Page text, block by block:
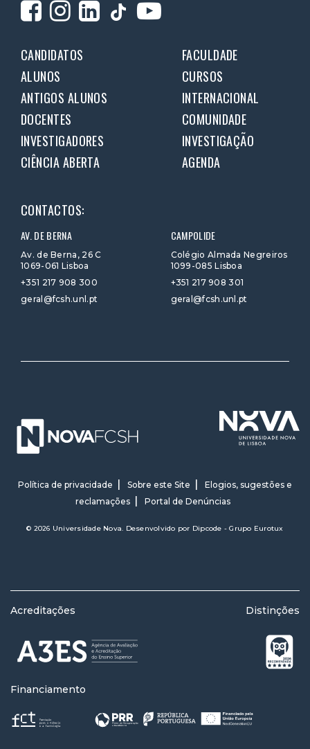
CANDIDATOS
FACULDADE
ALUNOS
CURSOS
ANTIGOS ALUNOS
INTERNACIONAL
DOCENTES
COMUNIDADE
INVESTIGADORES
INVESTIGAÇÃO
CIÊNCIA ABERTA
AGENDA
CONTACTOS:
AV. DE BERNA
Av. de Berna, 26 C
1069-061 Lisboa
+351 217 908 300
geral@fcsh.unl.pt
CAMPOLIDE
Colégio Almada Negreiros
1099-085 Lisboa
+351 217 908 301
geral@fcsh.unl.pt
Política de privacidade Sobre este Site
Elogios, sugestões e
reclamações
Portal de Denúncias
© 2026 Universidade Nova. Desenvolvido por Dipcode - Grupo Eurotux
Acreditações Distinções
Financiamento